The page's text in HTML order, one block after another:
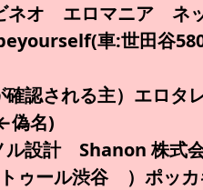
ネオ エロマニア ネ
車:世田谷
認される主）エロ
偽名)
設計 Shanon 株式
トゥール渋谷 ）ポ